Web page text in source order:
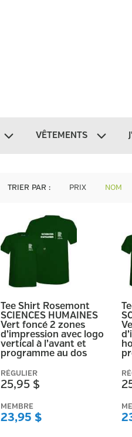
VÊTEMENTS
TRIER PAR : PRIX NOM
Tee Shirt Rosemont
SCIENCES HUMAINES
Vert foncé 2 zones
d’impression avec logo
vertical à l’avant et
programme au dos
RÉGULIER
25,95 $
MEMBRE
23,95 $